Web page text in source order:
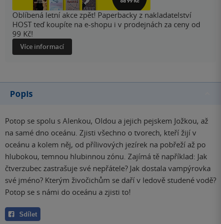
Oblíbená letní akce zpět! Paperbacky z nakladatelství
HOST teď koupíte na e-shopu i v prodejnách za ceny od
99 Kč!
Více informací
Popis
Potop se spolu s Alenkou, Oldou a jejich pejskem Jožkou, až
na samé dno oceánu. Zjisti všechno o tvorech, kteří žijí v
oceánu a kolem něj, od přílivových jezírek na pobřeží až po
hlubokou, temnou hlubinnou zónu. Zajímá tě například: Jak
čtverzubec zastrašuje své nepřátele? Jak dostala vampýrovka
své jméno? Kterým živočichům se daří v ledově studené vodě?
Potop se s námi do oceánu a zjisti to!
Sdílet